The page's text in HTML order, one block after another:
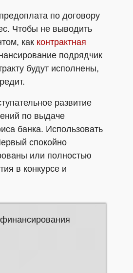
по договору
Чтобы не выводить
как контрактная
подрядчик
будут исполнены,
развитие
по выдаче
банка. Использовать
спокойно
или полностью
в конкурсе и